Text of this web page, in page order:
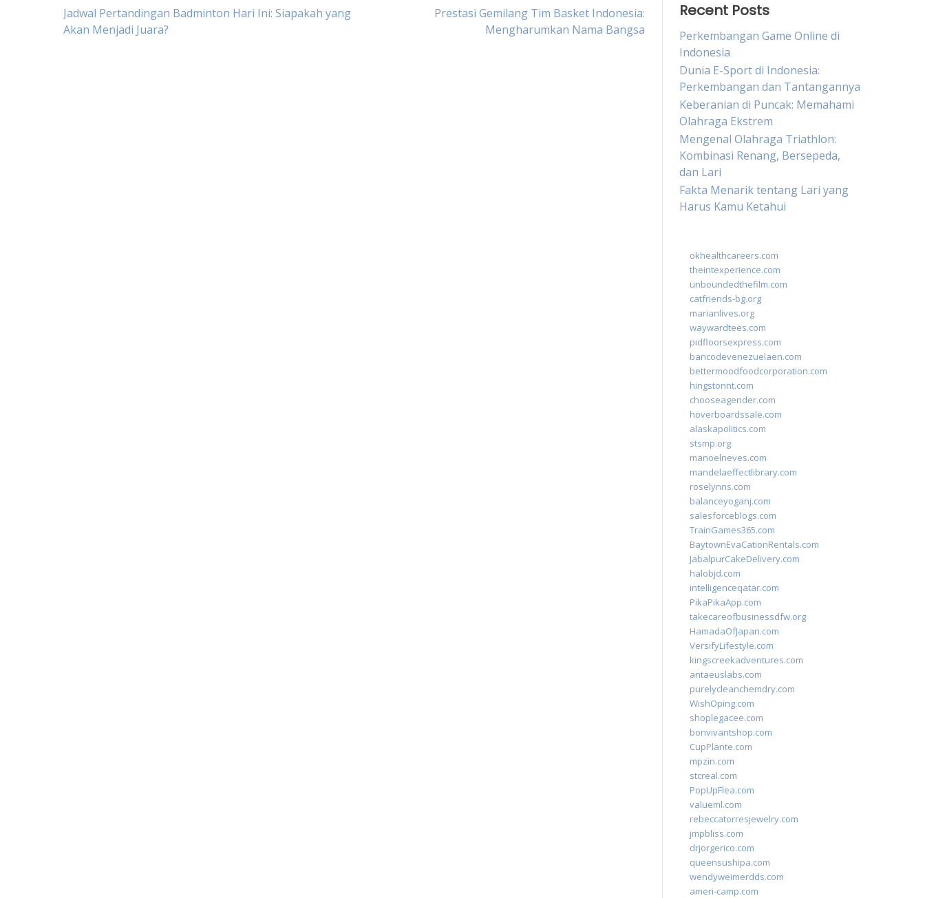
Post
Jadwal Pertandingan Badminton Hari Ini: Siapakah yang
Akan Menjadi Juara?
Prestasi Gemilang Tim Basket Indonesia:
Mengharumkan Nama Bangsa
Recent Posts
Perkembangan Game Online di
Indonesia
Dunia E-Sport di Indonesia:
Perkembangan dan Tantangannya
Keberanian di Puncak: Memahami
Olahraga Ekstrem
Mengenal Olahraga Triathlon:
Kombinasi Renang, Bersepeda,
dan Lari
Fakta Menarik tentang Lari yang
Harus Kamu Ketahui
okhealthcareers.com
theintexperience.com
unboundedthefilm.com
catfriends-bg.org
marianlives.org
waywardtees.com
pidfloorsexpress.com
bancodevenezuelaen.com
bettermoodfoodcorporation.com
hingstonnt.com
chooseagender.com
hoverboardssale.com
alaskapolitics.com
stsmp.org
manoelneves.com
mandelaeffectlibrary.com
roselynns.com
balanceyoganj.com
salesforceblogs.com
TrainGames365.com
BaytownEvaCationRentals.com
JabalpurCakeDelivery.com
halobjd.com
intelligenceqatar.com
PikaPikaApp.com
takecareofbusinessdfw.org
HamadaOfJapan.com
VersifyLifestyle.com
kingscreekadventures.com
antaeuslabs.com
purelycleanchemdry.com
WishOping.com
shoplegacee.com
bonvivantshop.com
CupPlante.com
mpzin.com
stcreal.com
PopUpFlea.com
valueml.com
rebeccatorresjewelry.com
jmpbliss.com
drjorgerico.com
queensushipa.com
wendyweimerdds.com
ameri-camp.com